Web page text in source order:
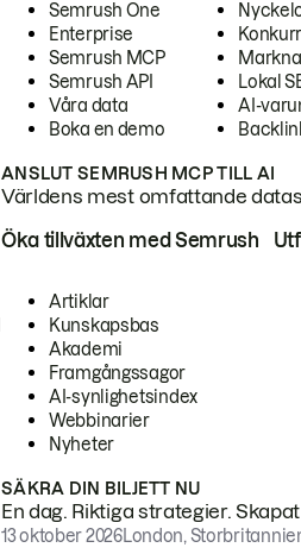
Semrush One
Enterprise
Semrush MCP
Semrush API
Våra data
Boka en demo
Lokal
AI-
ANSLUT SEMRUSH MCP TILL AI
Världens mest omfattande
Öka tillväxten med Semrush
Artiklar
Kunskapsbas
Akademi
Framgångssagor
AI-synlighetsindex
Webbinarier
Nyheter
SÄKRA DIN BILJETT NU
En dag. Riktiga strategier.
13 oktober 2026London,